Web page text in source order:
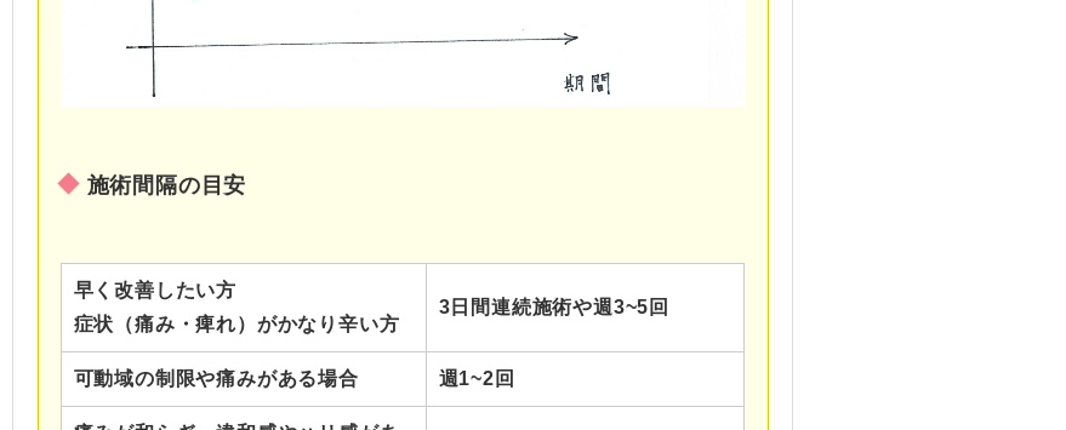
施術間隔の目安
早く改善したい方
症状（痛み・痺れ）がかなり辛い方
3日間連続施術や週3~5回
可動域の制限や痛みがある場合 週1~2回